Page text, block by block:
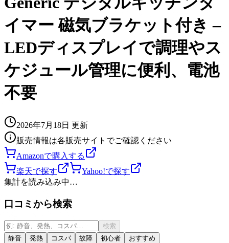
イマー 磁気ブラケット付き –
LEDディスプレイで調理やス
ケジュール管理に便利、電池
不要
2026年7月18日 更新
販売情報は各販売サイトでご確認ください
Amazonで購入する
楽天で探す
Yahoo!で探す
集計を読み込み中…
口コミから検索
検索
静音
発熱 コスパ 故障 初心者 おすすめ